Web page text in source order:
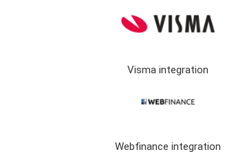
Visma integration
Webfinance integration